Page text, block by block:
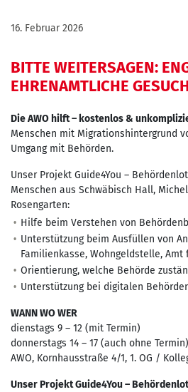
16. Februar 2026
BITTE WEITERSAGEN:
EHRENAMTLICHE
Die AWO hilft – kostenlos &
Menschen mit Migrationshintergrund
Umgang mit Behörden.
Unser Projekt Guide4You –
Menschen aus Schwäbisch Hall,
Rosengarten:
Hilfe beim Verstehen von
Unterstützung beim Ausfüllen von
Familienkasse, Wohngeldstelle, Amt
Orientierung, welche Behörde
Unterstützung bei digitalen
WANN WO WER
dienstags 9 – 12 (mit Termin)
donnerstags 14 – 17 (auch ohne Termin)
AWO, Kornhausstraße 4/1, 1. OG /
Unser Projekt Guide4You –